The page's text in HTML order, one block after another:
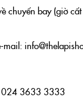
chuyến bay (giờ
024 3633 3333